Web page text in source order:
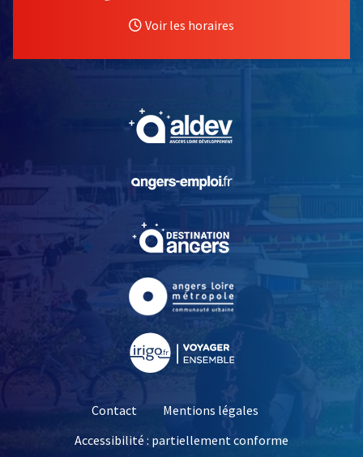
Voir les horaires
, Ouvre une nouvelle
, Ouvre une nouvelle
Contact
Mentions légales
Accessibilité : partiellement conforme